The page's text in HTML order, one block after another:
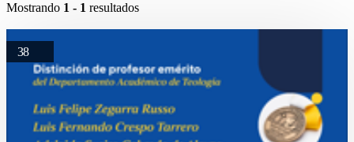
Mostrando 1 - 1 resultados
38